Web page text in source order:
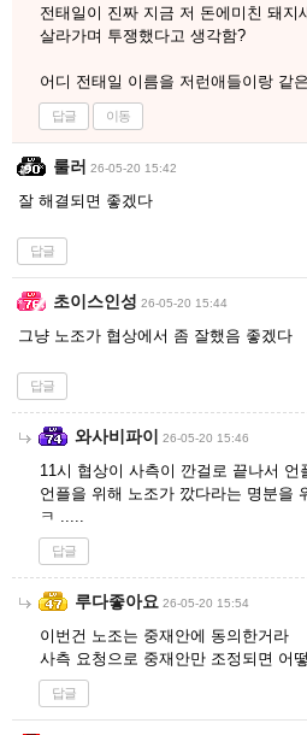
전태일이 진짜 지금 저 돈에미친 돼지
살라가며 투쟁했다고 생각함?
어디 전태일 이름을 저런애들이랑 같
답글 이동
룰러 26-05-20 15:42
잘 해결되면 좋겠다
답글
초이스인성 26-05-20 15:44
그냥 노조가 협상에서 좀 잘했음 좋겠다
답글
와사비파이 26-05-20 15:46
11시 협상이 사측이 깐걸로 끝나서 언
언플을 위해 노조가 깠다라는 명분을
ㅋ .....
답글
루다좋아요 26-05-20 15:54
이번건 노조는 중재안에 동의한거라
사측 요청으로 중재안만 조정되면 어
답글